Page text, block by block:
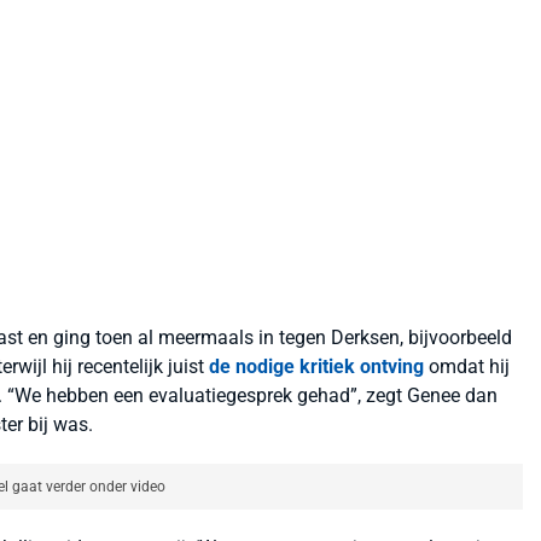
en ging toen al meermaals in tegen Derksen, bijvoorbeeld
hij recentelijk juist de nodige kritiek ontving omdat hij
hebben een evaluatiegesprek gehad”, zegt Genee dan
bij was.
gaat verder onder video